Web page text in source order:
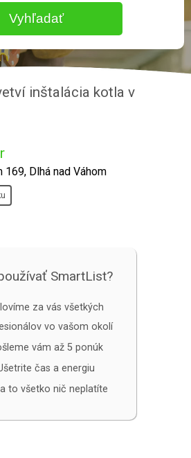
inštalácia kotla v
169, Dlhá nad Váhom
SmartList?
za vás všetkých
vo vašom okolí
vám až 5 ponúk
čas a energiu
to všetko nič neplatíte